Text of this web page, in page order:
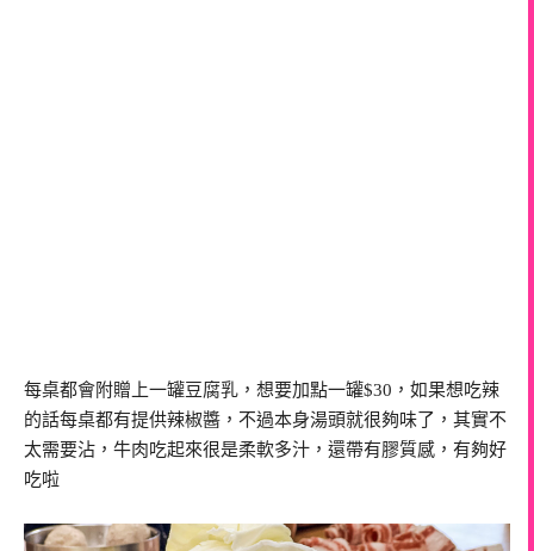
每桌都會附贈上一罐豆腐乳，想要加點一罐$30，如果想吃辣
的話每桌都有提供辣椒醬，不過本身湯頭就很夠味了，其實不
太需要沾，牛肉吃起來很是柔軟多汁，還帶有膠質感，有夠好
吃啦